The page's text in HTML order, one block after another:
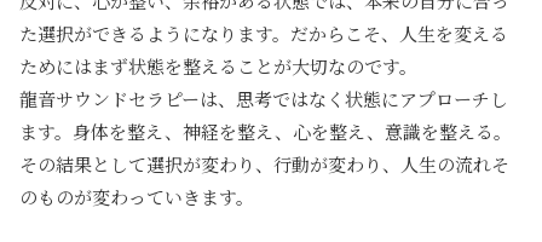
た選択ができるようになります。だからこそ、人生を変える
ためにはまず状態を整えることが大切なのです。
龍音サウンドセラピーは、思考ではなく状態にアプローチし
ます。身体を整え、神経を整え、心を整え、意識を整える。
その結果として選択が変わり、行動が変わり、人生の流れそ
のものが変わっていきます。